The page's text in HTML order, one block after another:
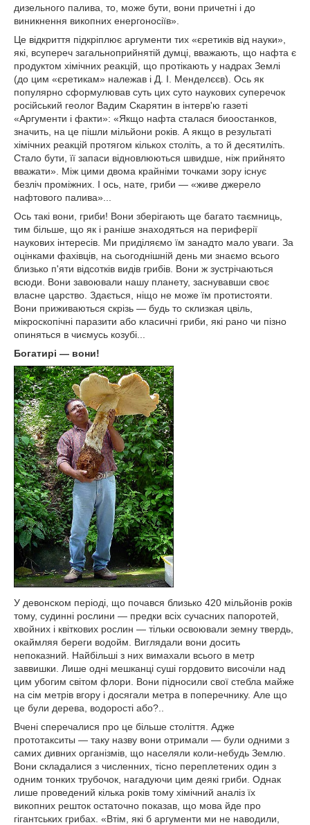
дизельного палива, то, може бути, вони причетні і до
виникнення викопних енергоносіїв».
Це відкриття підкріплює аргументи тих «єретиків від науки»,
які, всупереч загальноприйнятій думці, вважають, що нафта є
продуктом хімічних реакцій, що протікають у надрах Землі
(до цим «єретикам» належав і Д. І. Менделєєв). Ось як
популярно сформулював суть цих суто наукових суперечок
російський геолог Вадим Скарятин в інтерв'ю газеті
«Аргументи і факти»: «Якщо нафта сталася биоостанков,
значить, на це пішли мільйони років. А якщо в результаті
хімічних реакцій протягом кількох століть, а то й десятиліть.
Стало бути, її запаси відновлюються швидше, ніж прийнято
вважати». Між цими двома крайніми точками зору існує
безліч проміжних. І ось, нате, гриби — «живе джерело
нафтового палива»...
Ось такі вони, гриби! Вони зберігають ще багато таємниць,
тим більше, що як і раніше знаходяться на периферії
наукових інтересів. Ми приділяємо їм занадто мало уваги. За
оцінками фахівців, на сьогоднішній день ми знаємо всього
близько п'яти відсотків видів грибів. Вони ж зустрічаються
всюди. Вони завоювали нашу планету, заснувавши своє
власне царство. Здається, ніщо не може їм протистояти.
Вони приживаються скрізь — будь то склизкая цвіль,
мікроскопічні паразити або класичні гриби, які рано чи пізно
опиняться в чиємусь козубі...
Богатирі — вони!
У девонском періоді, що почався близько 420 мільйонів років
тому, судинні рослини — предки всіх сучасних папоротей,
хвойних і квіткових рослин — тільки освоювали земну твердь,
окаймляя береги водойм. Виглядали вони досить
непоказний. Найбільші з них вимахали всього в метр
заввишки. Лише одні мешканці суші гордовито височіли над
цим убогим світом флори. Вони підносили свої стебла майже
на сім метрів вгору і досягали метра в поперечнику. Але що
це були дерева, водорості або?..
Вчені сперечалися про це більше століття. Адже
прототакситы — таку назву вони отримали — були одними з
самих дивних організмів, що населяли коли-небудь Землю.
Вони складалися з численних, тісно переплетених один з
одним тонких трубочок, нагадуючи цим деякі гриби. Однак
лише проведений кілька років тому хімічний аналіз їх
викопних решток остаточно показав, що мова йде про
гігантських грибах. «Втім, які б аргументи ми не наводили,